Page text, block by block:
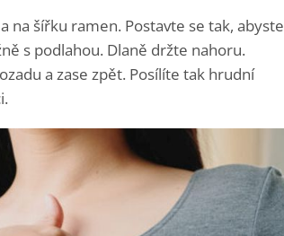
šířku ramen. Postavte se tak, abyste
s podlahou. Dlaně držte nahoru.
a zase zpět. Posílíte tak hrudní